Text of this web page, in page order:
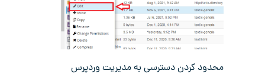
محدود کردن دسترسی به مدیریت وردپرس